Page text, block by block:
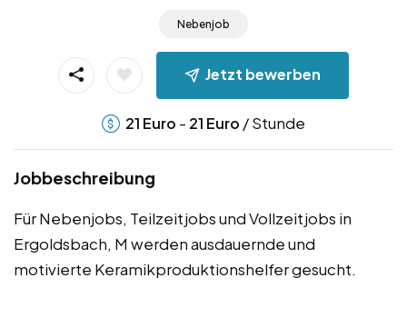
Nebenjob
Jetzt bewerben
21 Euro - 21 Euro / Stunde
Jobbeschreibung
Für Nebenjobs, Teilzeitjobs und Vollzeitjobs in
Ergoldsbach, M werden ausdauernde und
motivierte Keramikproduktionshelfer gesucht.